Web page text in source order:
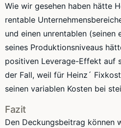
Wie wir gesehen haben hätte
rentable
und einen unrentablen (seinen
seines Produktionsniveaus
positiven Leverage-Effekt auf
der Fall, weil für Heinz´
seinen variablen Kosten bei
Fazit
Den Deckungsbeitrag können